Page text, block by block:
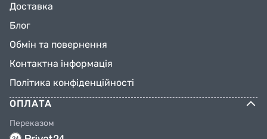
Доставка
Блог
Обмін та повернення
Контактна інформація
Політика конфіденційності
ОПЛАТА
Переказом